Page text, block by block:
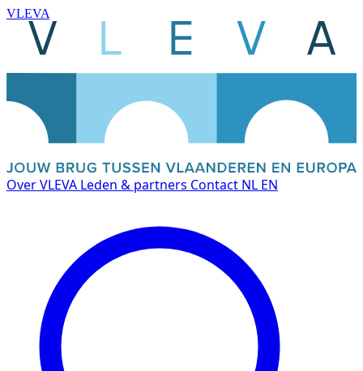
VLEVA
Over VLEVA Leden & partners Contact NL EN